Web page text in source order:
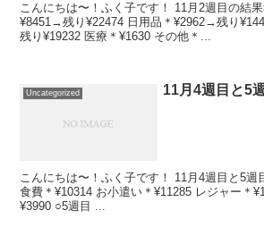
こんにちは〜！ふく子です！ 11月2週目の結
¥8451→残り¥22474 日用品＊¥2962→残り
残り¥19232 医療＊¥1630 その他＊...
Uncategorized 11月4週目と5
こんにちは〜！ふく子です！ 11月4週目と5週
食費＊¥10314 お小遣い＊¥11285 レジャー＊
¥3990 ○5週目 ...